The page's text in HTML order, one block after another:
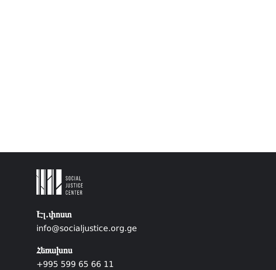
Էլ.փոստ
info@socialjustice.org.ge
Հեռախոս
+995 599 65 66 11